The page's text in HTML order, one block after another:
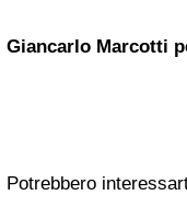
Giancarlo Marcotti
Potrebbero